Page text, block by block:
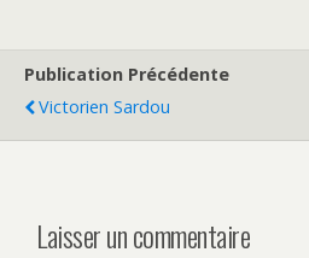
Publication Précédente
Victorien Sardou
Laisser un commentaire